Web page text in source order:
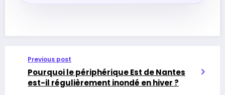
Previous post
Pourquoi le périphérique Est de Nantes
est-il régulièrement inondé en hiver ?